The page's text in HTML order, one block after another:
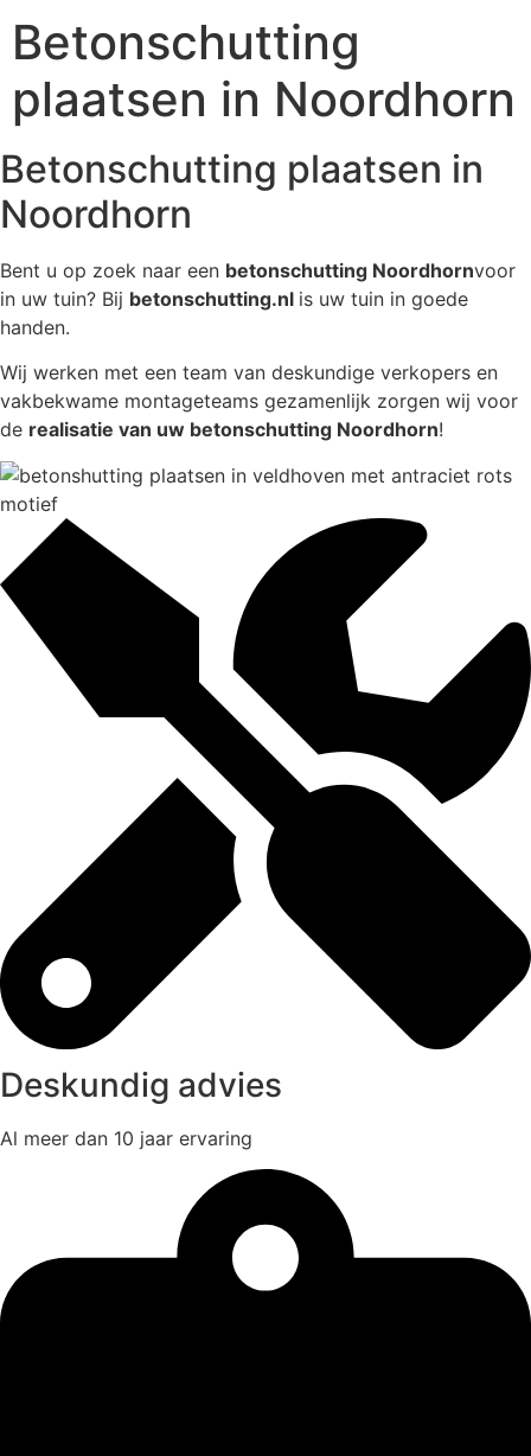
Betonschutting
plaatsen in Noordhorn
Betonschutting plaatsen in
Noordhorn
Bent u op zoek naar een betonschutting Noordhornvoor
in uw tuin? Bij betonschutting.nl is uw tuin in goede
handen.
Wij werken met een team van deskundige verkopers en
vakbekwame montageteams gezamenlijk zorgen wij voor
de realisatie van uw betonschutting Noordhorn!
Deskundig advies
Al meer dan 10 jaar ervaring